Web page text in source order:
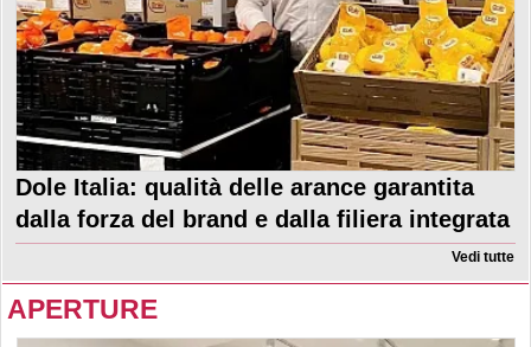
Dole Italia: qualità delle arance garantita
dalla forza del brand e dalla filiera integrata
Vedi tutte
APERTURE